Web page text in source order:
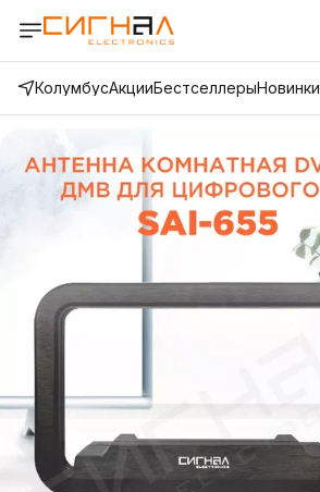
КолумбусАкцииБестселлерыНовинки